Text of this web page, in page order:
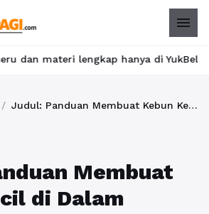
menu
lengkap hanya di
/ Judul: Panduan Membuat Kebun Kecil di Dalam Rumah
Membuat
di Dalam